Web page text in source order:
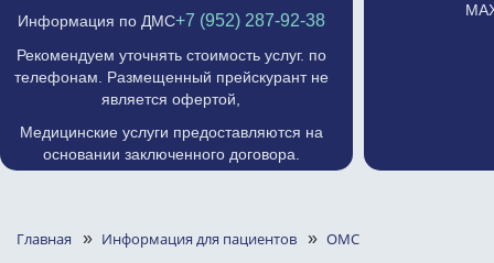
Информация по ДМС+7 (952) 287-92-38
Рекомендуем уточнять стоимость услуг. по
телефонам. Размещенный прейскурант не
является офертой,
Медицинские услуги предоставляются на
основании заключенного договора.
Главная » Информация для пациентов » ОМС